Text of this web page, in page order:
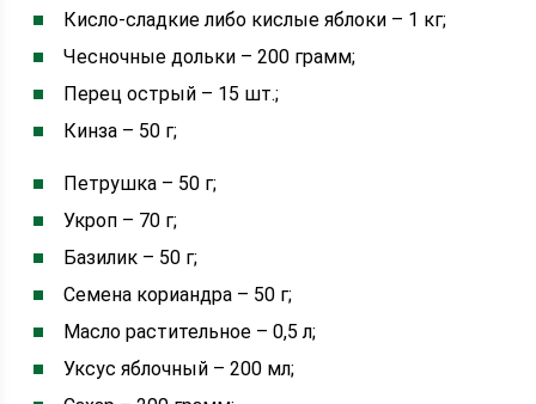
Кисло-сладкие либо кислые яблоки – 1 кг;
Чесночные дольки – 200 грамм;
Перец острый – 15 шт.;
Кинза – 50 г;
Петрушка – 50 г;
Укроп – 70 г;
Базилик – 50 г;
Семена кориандра – 50 г;
Масло растительное – 0,5 л;
Уксус яблочный – 200 мл;